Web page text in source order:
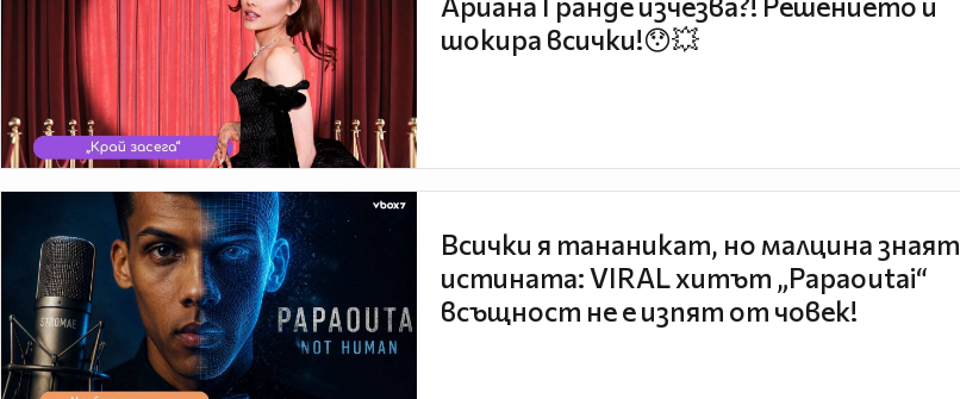
шокира всички!😯💥
Всички я тананикат, но малцина знаят
истината: VIRAL хитът „Papaoutai“
всъщност не е изпят от човек!